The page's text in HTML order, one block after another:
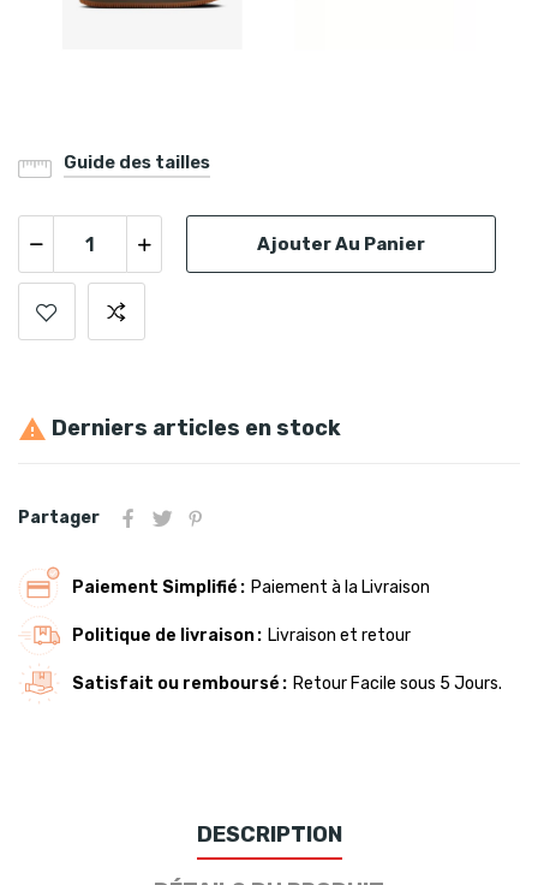
Guide des tailles
Ajouter Au Panier
 Derniers articles en stock
Partager
Paiement Simplifié Paiement à la Livraison
Politique de livraison Livraison et retour
Satisfait ou remboursé Retour Facile sous 5 Jours.
DESCRIPTION